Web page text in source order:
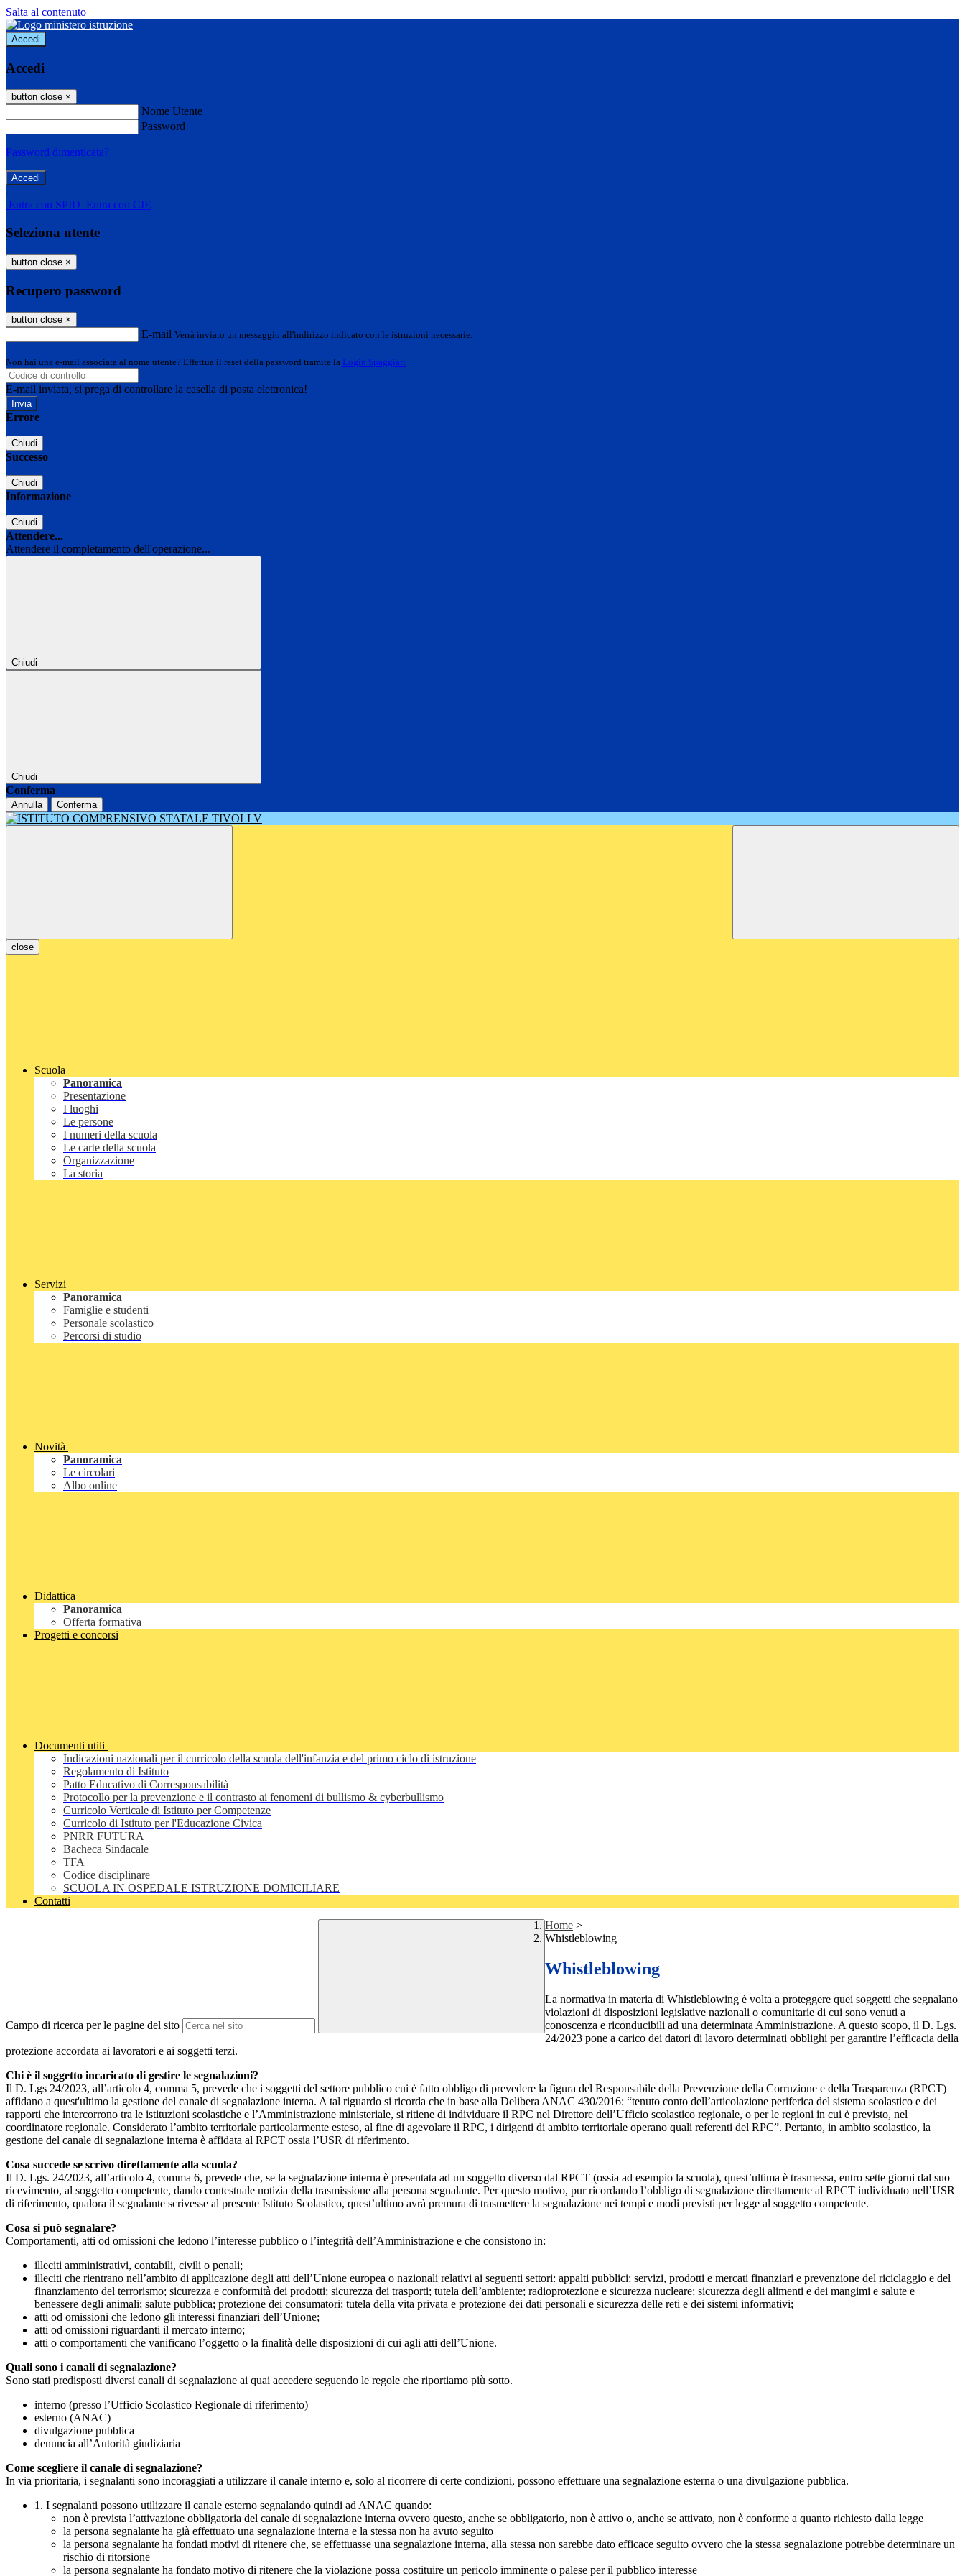
Salta al contenuto
Accedi
Accedi
button close ×
Nome Utente
Password
Password dimenticata?
-
Entra con SPID Entra con CIE
Seleziona utente
button close ×
Recupero password
button close ×
E-mail Verrà inviato un messaggio all'indirizzo indicato con le istruzioni necessarie.
Non hai una e-mail associata al nome utente? Effettua il reset della password tramite la Login Spaggiari
E-mail inviata, si prega di controllare la casella di posta elettronica!
Errore
Chiudi
Successo
Chiudi
Informazione
Chiudi
Attendere...
Attendere il completamento dell'operazione...
Chiudi
Chiudi
Conferma
Annulla Conferma
close
Scuola
Panoramica
Presentazione
I luoghi
Le persone
I numeri della scuola
Le carte della scuola
Organizzazione
La storia
Servizi
Panoramica
Famiglie e studenti
Personale scolastico
Percorsi di studio
Novità
Panoramica
Le circolari
Albo online
Didattica
Panoramica
Offerta formativa
Progetti e concorsi
Documenti utili
Indicazioni nazionali per il curricolo della scuola dell'infanzia e del primo ciclo di istruzione
Regolamento di Istituto
Patto Educativo di Corresponsabilità
Protocollo per la prevenzione e il contrasto ai fenomeni di bullismo & cyberbullismo
Curricolo Verticale di Istituto per Competenze
Curricolo di Istituto per l'Educazione Civica
PNRR FUTURA
Bacheca Sindacale
TFA
Codice disciplinare
SCUOLA IN OSPEDALE ISTRUZIONE DOMICILIARE
Contatti
Campo di ricerca per le pagine del sito
Home >
Whistleblowing
Whistleblowing
La normativa in materia di Whistleblowing è volta a proteggere quei soggetti che segnalano
violazioni di disposizioni legislative nazionali o comunitarie di cui sono venuti a
conoscenza e riconducibili ad una determinata Amministrazione. A questo scopo, il D. Lgs.
24/2023 pone a carico dei datori di lavoro determinati obblighi per garantire l’efficacia della
protezione accordata ai lavoratori e ai soggetti terzi.
Chi è il soggetto incaricato di gestire le segnalazioni?
Il D. Lgs 24/2023, all’articolo 4, comma 5, prevede che i soggetti del settore pubblico cui è fatto obbligo di prevedere la figura del Responsabile della Prevenzione della Corruzione e della Trasparenza (RPCT)
affidano a quest'ultimo la gestione del canale di segnalazione interna. A tal riguardo si ricorda che in base alla Delibera ANAC 430/2016: “tenuto conto dell’articolazione periferica del sistema scolastico e dei
rapporti che intercorrono tra le istituzioni scolastiche e l’Amministrazione ministeriale, si ritiene di individuare il RPC nel Direttore dell’Ufficio scolastico regionale, o per le regioni in cui è previsto, nel
coordinatore regionale. Considerato l’ambito territoriale particolarmente esteso, al fine di agevolare il RPC, i dirigenti di ambito territoriale operano quali referenti del RPC”. Pertanto, in ambito scolastico, la
gestione del canale di segnalazione interna è affidata al RPCT ossia l’USR di riferimento.
Cosa succede se scrivo direttamente alla scuola?
Il D. Lgs. 24/2023, all’articolo 4, comma 6, prevede che, se la segnalazione interna è presentata ad un soggetto diverso dal RPCT (ossia ad esempio la scuola), quest’ultima è trasmessa, entro sette giorni dal suo
ricevimento, al soggetto competente, dando contestuale notizia della trasmissione alla persona segnalante. Per questo motivo, pur ricordando l’obbligo di segnalazione direttamente al RPCT individuato nell’USR
di riferimento, qualora il segnalante scrivesse al presente Istituto Scolastico, quest’ultimo avrà premura di trasmettere la segnalazione nei tempi e modi previsti per legge al soggetto competente.
Cosa si può segnalare?
Comportamenti, atti od omissioni che ledono l’interesse pubblico o l’integrità dell’Amministrazione e che consistono in:
illeciti amministrativi, contabili, civili o penali;
illeciti che rientrano nell’ambito di applicazione degli atti dell’Unione europea o nazionali relativi ai seguenti settori: appalti pubblici; servizi, prodotti e mercati finanziari e prevenzione del riciclaggio e del
finanziamento del terrorismo; sicurezza e conformità dei prodotti; sicurezza dei trasporti; tutela dell’ambiente; radioprotezione e sicurezza nucleare; sicurezza degli alimenti e dei mangimi e salute e
benessere degli animali; salute pubblica; protezione dei consumatori; tutela della vita privata e protezione dei dati personali e sicurezza delle reti e dei sistemi informativi;
atti od omissioni che ledono gli interessi finanziari dell’Unione;
atti od omissioni riguardanti il mercato interno;
atti o comportamenti che vanificano l’oggetto o la finalità delle disposizioni di cui agli atti dell’Unione.
Quali sono i canali di segnalazione?
Sono stati predisposti diversi canali di segnalazione ai quai accedere seguendo le regole che riportiamo più sotto.
interno (presso l’Ufficio Scolastico Regionale di riferimento)
esterno (ANAC)
divulgazione pubblica
denuncia all’Autorità giudiziaria
Come scegliere il canale di segnalazione?
In via prioritaria, i segnalanti sono incoraggiati a utilizzare il canale interno e, solo al ricorrere di certe condizioni, possono effettuare una segnalazione esterna o una divulgazione pubblica.
1. I segnalanti possono utilizzare il canale esterno segnalando quindi ad ANAC quando:
non è prevista l’attivazione obbligatoria del canale di segnalazione interna ovvero questo, anche se obbligatorio, non è attivo o, anche se attivato, non è conforme a quanto richiesto dalla legge
la persona segnalante ha già effettuato una segnalazione interna e la stessa non ha avuto seguito
la persona segnalante ha fondati motivi di ritenere che, se effettuasse una segnalazione interna, alla stessa non sarebbe dato efficace seguito ovvero che la stessa segnalazione potrebbe determinare un
rischio di ritorsione
la persona segnalante ha fondato motivo di ritenere che la violazione possa costituire un pericolo imminente o palese per il pubblico interesse